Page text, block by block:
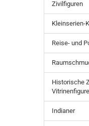
Zivilfiguren
Kleinserien-
Reise- und
Historische
Indianer